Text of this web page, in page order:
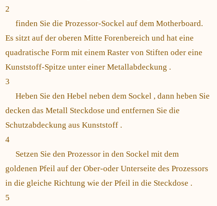
2
finden Sie die Prozessor-Sockel auf dem Motherboard.
Es sitzt auf der oberen Mitte Forenbereich und hat eine
quadratische Form mit einem Raster von Stiften oder eine
Kunststoff-Spitze unter einer Metallabdeckung .
3
Heben Sie den Hebel neben dem Sockel , dann heben Sie
decken das Metall Steckdose und entfernen Sie die
Schutzabdeckung aus Kunststoff .
4
Setzen Sie den Prozessor in den Sockel mit dem
goldenen Pfeil auf der Ober-oder Unterseite des Prozessors
in die gleiche Richtung wie der Pfeil in die Steckdose .
5